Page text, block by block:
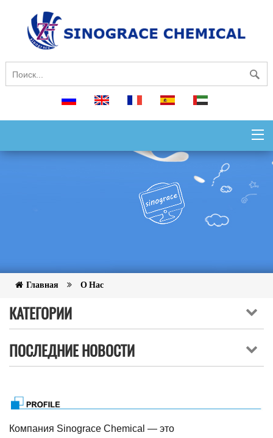
Главная О Нас
КАТЕГОРИИ
ПОСЛЕДНИЕ НОВОСТИ
Компания Sinograce Chemical — это